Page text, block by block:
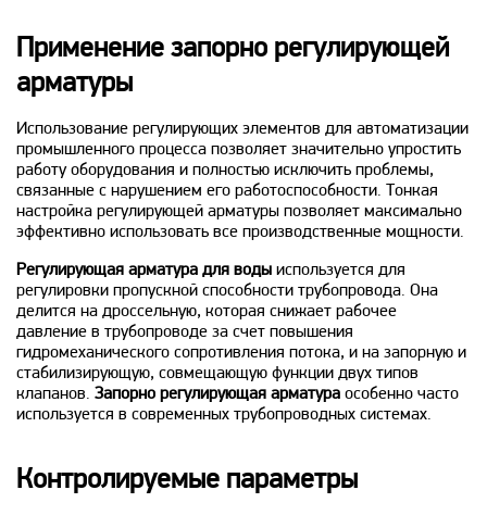
Применение запорно регулирующей
арматуры
Использование регулирующих элементов для автоматизации
промышленного процесса позволяет значительно упростить
работу оборудования и полностью исключить проблемы,
связанные с нарушением его работоспособности. Тонкая
настройка регулирующей арматуры позволяет максимально
эффективно использовать все производственные мощности.
Регулирующая арматура для воды используется для
регулировки пропускной способности трубопровода. Она
делится на дроссельную, которая снижает рабочее
давление в трубопроводе за счет повышения
гидромеханического сопротивления потока, и на запорную и
стабилизирующую, совмещающую функции двух типов
клапанов. Запорно регулирующая арматура особенно часто
используется в современных трубопроводных системах.
Контролируемые параметры